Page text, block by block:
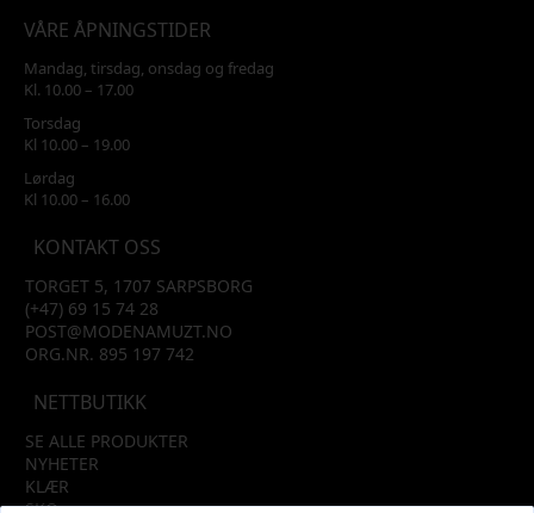
VÅRE ÅPNINGSTIDER
Mandag, tirsdag, onsdag og fredag
Kl. 10.00 – 17.00
Torsdag
Kl 10.00 – 19.00
Lørdag
Kl 10.00 – 16.00
KONTAKT OSS
TORGET 5, 1707 SARPSBORG
(+47) 69 15 74 28
POST@MODENAMUZT.NO
ORG.NR. 895 197 742
NETTBUTIKK
SE ALLE PRODUKTER
NYHETER
KLÆR
SKO